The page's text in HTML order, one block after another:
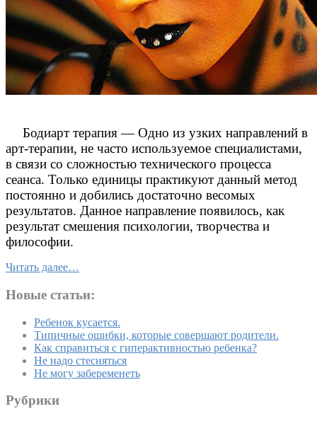
Бодиарт терапия — Одно из узких направлений в
арт-терапии, не часто используемое специалистами,
в связи со сложностью технического процесса
сеанса. Только единицы практикуют данный метод
постоянно и добились достаточно весомых
результатов. Данное направление появилось, как
результат смешения психологии, творчества и
философии.
Читать далее…
Новые статьи:
Ребенок кусается.
Типичные ошибки, которые совершают родители.
Как справиться с гиперактивностью ребенка?
Не надо стесняться
Не могу забеременеть
Рубрики